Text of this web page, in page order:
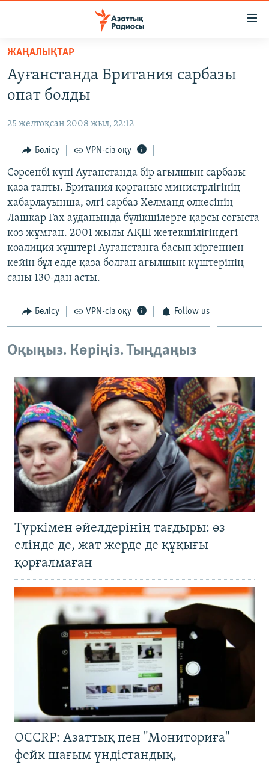
Skip
main
content
to
Navigation
Skip
to
Search
САЯСАТ
ҚАҢТАР ОҚИҒАСЫ
АДАМ ҚҰҚЫҚТАРЫ
ӘЛЕУМЕТ
ӘЛЕМ
АРНАЙЫ ЖОБАЛАР
Русский
ЖАЗЫЛЫҢЫЗ
ЖАҢАЛЫҚТАР
Ауғанстанда Британия сарбазы
опат болды
25 желтоқсан 2008 жыл, 22:12
Бөлісу VPN-сіз оқу
Сәрсенбі күні Ауғанстанда бір ағылшын сарбазы
қаза тапты. Британия қорғаныс министрлігінің
хабарлауынша, әлгі сарбаз Хелманд өлкесінің
Лашкар Гах ауданында бүлікшілерге қарсы соғыста
көз жұмған. 2001 жылы АҚШ жетекшілігіндегі
коалиция күштері Ауғанстанға басып кіргеннен
кейін бұл елде қаза болған ағылшын күштерінің
саны 130-дан асты.
Бөлісу VPN-сіз оқу Follow us
Оқыңыз. Көріңіз. Тыңдаңыз
Түркімен әйелдерінің тағдыры: өз
елінде де, жат жерде де құқығы
қорғалмаған
OCCRP: Азаттық пен "Мониториға"
фейк шағым үндістандық,